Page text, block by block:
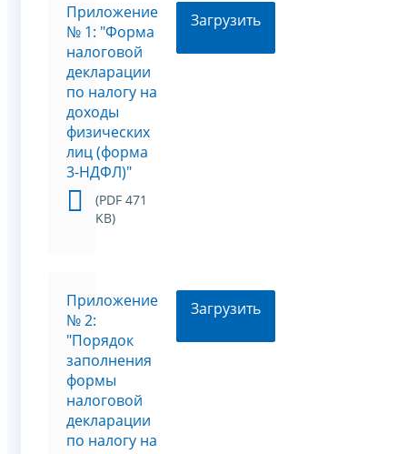
Приложение
№ 1: "Форма
налоговой
декларации
по налогу на
доходы
физических
лиц (форма
3-НДФЛ)"
(PDF 471
KB)
Загрузить
Приложение
№ 2:
"Порядок
заполнения
формы
налоговой
декларации
по налогу на
Загрузить